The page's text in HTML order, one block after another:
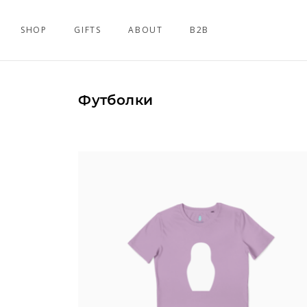
SHOP GIFTS ABOUT B2B
Футболки